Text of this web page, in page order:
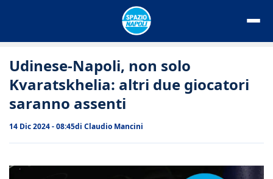
Udinese-Napoli, non solo
Kvaratskhelia: altri due giocatori
saranno assenti
14 Dic 2024 - 08:45di Claudio Mancini